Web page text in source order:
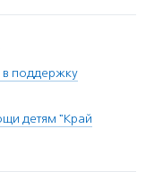
в поддержку
детям "Край